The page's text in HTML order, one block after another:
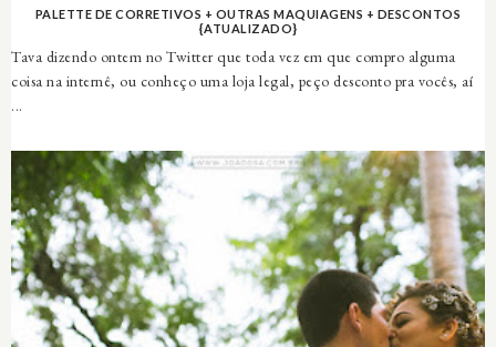
PALETTE DE CORRETIVOS + OUTRAS MAQUIAGENS + DESCONTOS
{ATUALIZADO}
Tava dizendo ontem no Twitter que toda vez em que compro alguma
coisa na internê, ou conheço uma loja legal, peço desconto pra vocês, aí
...